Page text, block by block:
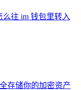
往 im 钱包里转入
存储你的加密资产